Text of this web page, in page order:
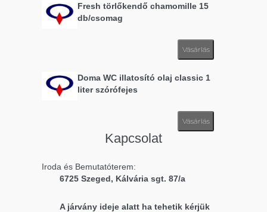
Fresh törlőkendő chamomille 15
db/csomag
Vásárlás
Doma WC illatosító olaj classic 1
liter szórófejes
Vásárlás
Kapcsolat
Iroda és Bemutatóterem:
6725 Szeged, Kálvária sgt. 87/a
A járvány ideje alatt ha tehetik kérjük